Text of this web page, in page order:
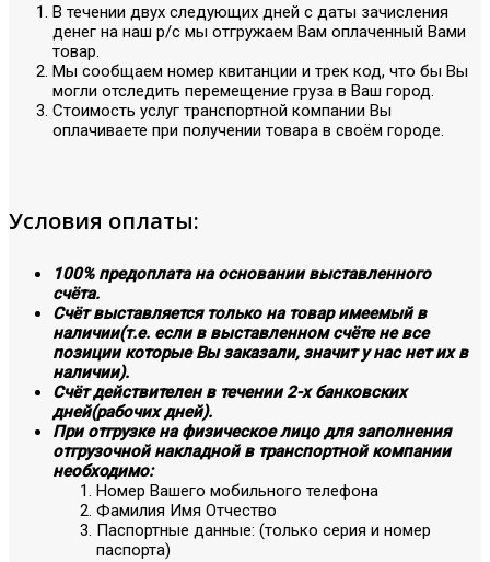
В течении двух следующих дней с даты зачисления
денег на наш р/с мы отгружаем Вам оплаченный Вами
товар.
Мы сообщаем номер квитанции и трек код, что бы Вы
могли отследить перемещение груза в Ваш город.
Стоимость услуг транспортной компании Вы
оплачиваете при получении товара в своём городе.
Условия оплаты:
100% предоплата на основании выставленного
счёта.
Счёт выставляется только на товар имеемый в
наличии(т.е. если в выставленном счёте не все
позиции которые Вы заказали, значит у нас нет их в
наличии).
Счёт действителен в течении 2-х банковских
дней(рабочих дней).
При отгрузке на физическое лицо для заполнения
отгрузочной накладной в транспортной компании
необходимо:
Номер Вашего мобильного телефона
Фамилия Имя Отчество
Паспортные данные: (только серия и номер
паспорта)